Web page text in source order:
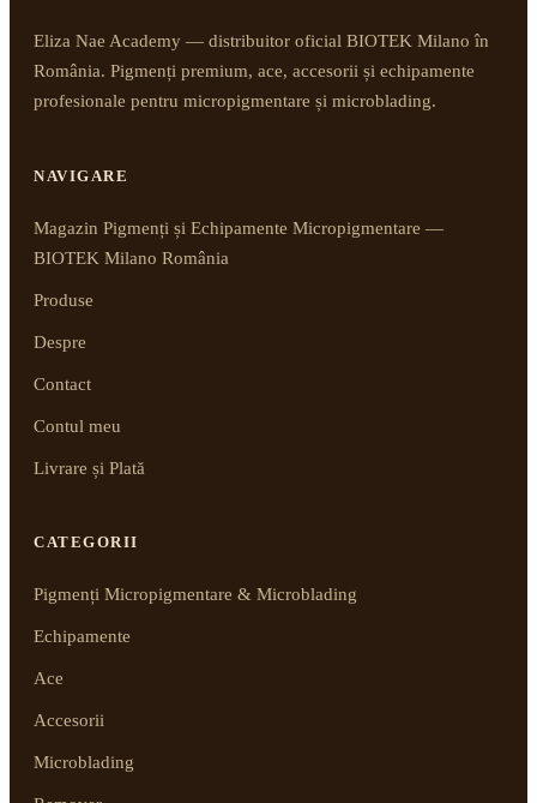
Eliza Nae Academy — distribuitor oficial BIOTEK Milano în
România. Pigmenți premium, ace, accesorii și echipamente
profesionale pentru micropigmentare și microblading.
NAVIGARE
Magazin Pigmenți și Echipamente Micropigmentare —
BIOTEK Milano România
Produse
Despre
Contact
Contul meu
Livrare și Plată
CATEGORII
Pigmenți Micropigmentare & Microblading
Echipamente
Ace
Accesorii
Microblading